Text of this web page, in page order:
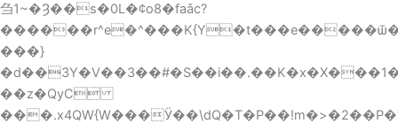
刍1~�Ȝ��s�0L�¢o8�faǎc?
���}
��z�QyC